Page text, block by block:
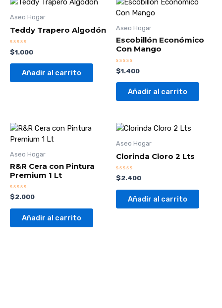
Aseo Hogar
Teddy Trapero Algodón
Valorado
con
0
$1.000
Añadir al carrito
Aseo Hogar
Escobillón Económico
Con Mango
Valorado
con
0
$1.400
Añadir al carrito
Aseo Hogar
R&R Cera con Pintura
Premium 1 Lt
Valorado
con
0
$2.000
Añadir al carrito
Aseo Hogar
Clorinda Cloro 2 Lts
Valorado
con
0
$2.400
Añadir al carrito